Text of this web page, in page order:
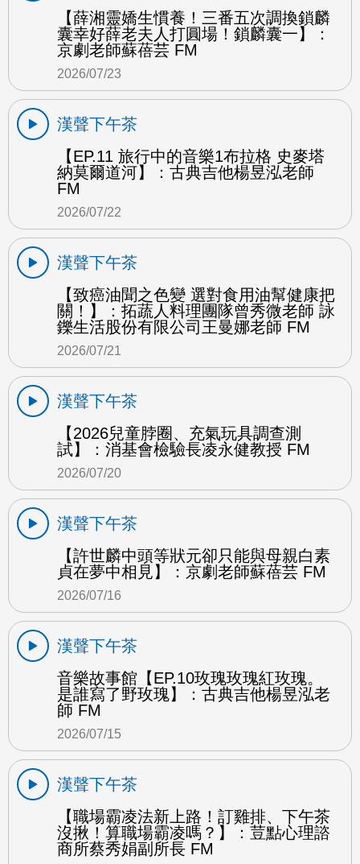
【薛湘靈嬌生慣養！三番五次調換鎖麟
囊幸好薛老夫人打圓場！鎖麟囊一】：
京劇老師蘇蓓芸 FM
2026/07/23
漢聲下午茶
【EP.11 旅行中的音樂1布拉格 史麥塔
納莫爾道河】：古典吉他楊昱泓老師
FM
2026/07/22
漢聲下午茶
【致癌油聞之色變 選對食用油幫健康把
關！】：拓蔬人料理團隊曾秀微老師 詠
鑠生活股份有限公司王曼娜老師 FM
2026/07/21
漢聲下午茶
【2026兒童脖圈、充氣玩具調查測
試】：消基會檢驗長凌永健教授 FM
2026/07/20
漢聲下午茶
【許世麟中頭等狀元卻只能與母親白素
貞在夢中相見】：京劇老師蘇蓓芸 FM
2026/07/16
漢聲下午茶
音樂故事館【EP.10玫瑰玫瑰紅玫瑰。
是誰寫了野玫瑰】：古典吉他楊昱泓老
師 FM
2026/07/15
漢聲下午茶
【職場霸凌法新上路！訂雞排、下午茶
沒揪！算職場霸凌嗎？】：荳點心理諮
商所蔡秀娟副所長 FM